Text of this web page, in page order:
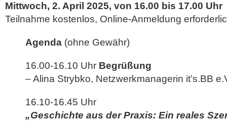
Mittwoch, 2. April 2025, von 16.00 bis 17.00 Uhr
Teilnahme kostenlos, Online-Anmeldung
Agenda (ohne Gewähr)
16.00-16.10 Uhr Begrüßung
– Alina Strybko, Netzwerkmanagerin it’s.BB
16.10-16.45 Uhr
„Geschichte aus der Praxis: Ein reales